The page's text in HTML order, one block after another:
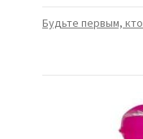
Будьте первым,